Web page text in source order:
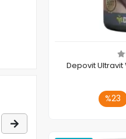
Depovit Ultravit
%23